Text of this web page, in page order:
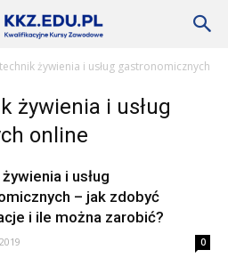
żywienia i usług gastronomicznych
żywienia i usług
online
i usług
– jak zdobyć
i ile można zarobić?
0